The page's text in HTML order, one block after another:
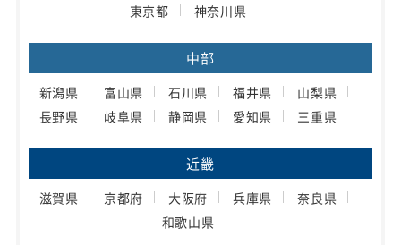
東京都
神奈川県
中部
新潟県 富山県 石川県 福井県
山梨県
長野県
岐阜県 静岡県 愛知県 三重県
近畿
滋賀県 京都府 大阪府 兵庫県
奈良県
和歌山県